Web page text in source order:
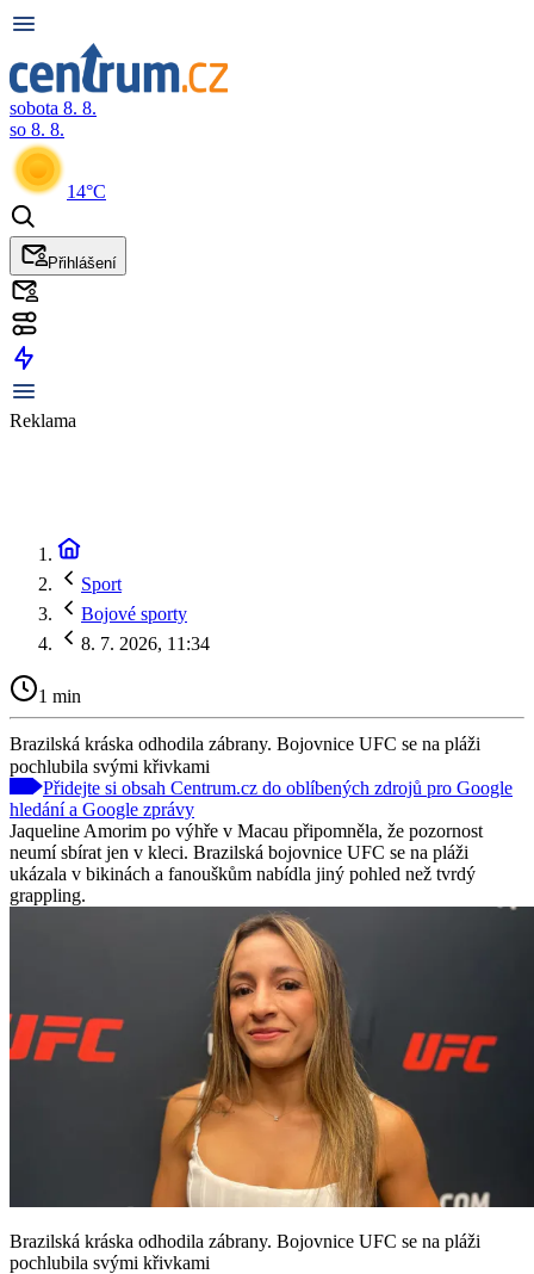
sobota 8. 8.
so 8. 8.
14°C
Přihlášení
Reklama
Sport
Bojové sporty
8. 7. 2026, 11:34
1 min
Brazilská kráska odhodila zábrany. Bojovnice UFC se na pláži
pochlubila svými křivkami
Přidejte si obsah Centrum.cz do oblíbených zdrojů pro Google
hledání a Google zprávy
Jaqueline Amorim po výhře v Macau připomněla, že pozornost
neumí sbírat jen v kleci. Brazilská bojovnice UFC se na pláži
ukázala v bikinách a fanouškům nabídla jiný pohled než tvrdý
grappling.
Brazilská kráska odhodila zábrany. Bojovnice UFC se na pláži
pochlubila svými křivkami